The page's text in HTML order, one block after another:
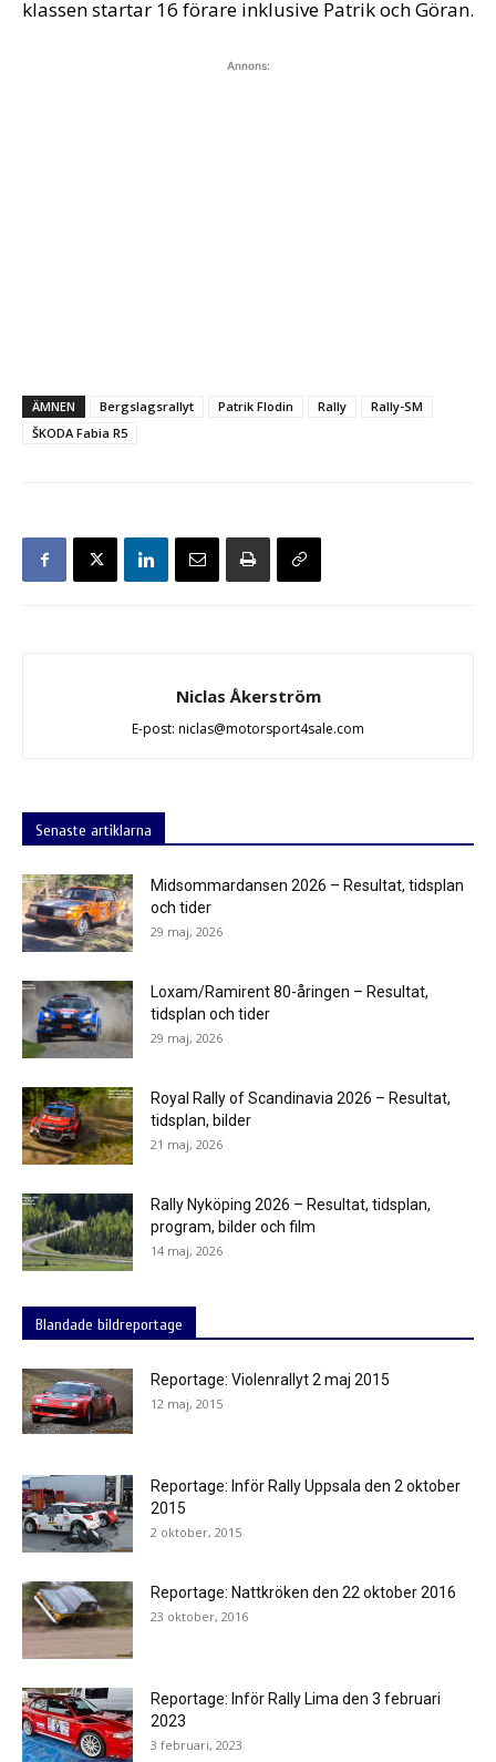
klassen startar 16 förare inklusive Patrik och Göran.
Annons:
ÄMNEN Bergslagsrallyt Patrik Flodin Rally
Rally-SM
ŠKODA Fabia R5
Niclas Åkerström
E-post: niclas@motorsport4sale.com
Senaste artiklarna
Midsommardansen 2026 – Resultat, tidsplan
och tider
29 maj, 2026
Loxam/Ramirent 80-åringen – Resultat,
tidsplan och tider
29 maj, 2026
Royal Rally of Scandinavia 2026 – Resultat,
tidsplan, bilder
21 maj, 2026
Rally Nyköping 2026 – Resultat, tidsplan,
program, bilder och film
14 maj, 2026
Blandade bildreportage
Reportage: Violenrallyt 2 maj 2015
12 maj, 2015
Reportage: Inför Rally Uppsala den 2 oktober
2015
2 oktober, 2015
Reportage: Nattkröken den 22 oktober 2016
23 oktober, 2016
Reportage: Inför Rally Lima den 3 februari
2023
3 februari, 2023